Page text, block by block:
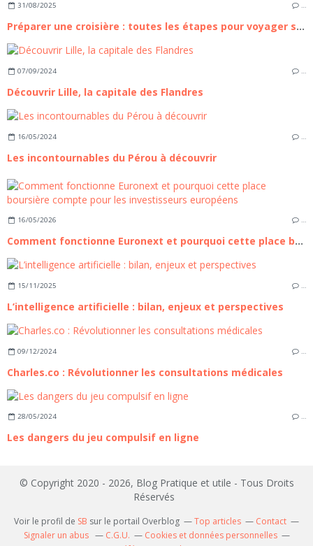
31/08/2025 …
Préparer une croisière : toutes les étapes pour voyager serein
07/09/2024 …
Découvrir Lille, la capitale des Flandres
16/05/2024 …
Les incontournables du Pérou à découvrir
16/05/2026 …
Comment fonctionne Euronext et pourquoi cette place boursière compte pour les investisseurs européens
15/11/2025 …
L’intelligence artificielle : bilan, enjeux et perspectives
09/12/2024
Charles.co : Révolutionner les consultations médicales
28/05/2024 …
Les dangers du jeu compulsif en ligne
© Copyright 2020 - 2026, Blog Pratique et utile - Tous Droits
Réservés
Voir le profil de SB sur le portail Overblog Top articles
Contact
Signaler un abus
C.G.U.
Cookies et données personnelles